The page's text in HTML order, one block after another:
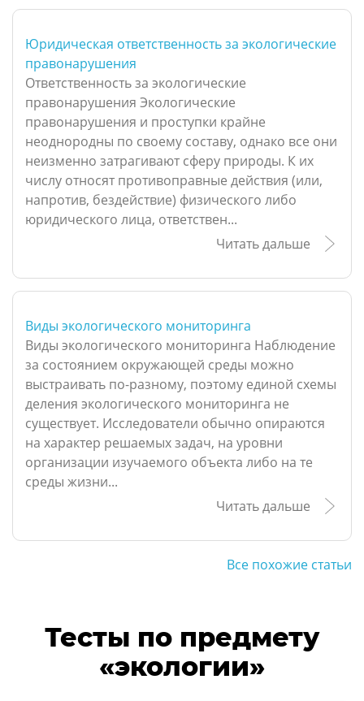
Юридическая ответственность за экологические
правонарушения
Ответственность за экологические
правонарушения Экологические
правонарушения и проступки крайне
неоднородны по своему составу, однако все они
неизменно затрагивают сферу природы. К их
числу относят противоправные действия (или,
напротив, бездействие) физического либо
юридического лица, ответствен...
Читать дальше
Виды экологического мониторинга
Виды экологического мониторинга Наблюдение
за состоянием окружающей среды можно
выстраивать по-разному, поэтому единой схемы
деления экологического мониторинга не
существует. Исследователи обычно опираются
на характер решаемых задач, на уровни
организации изучаемого объекта либо на те
среды жизни...
Читать дальше
Все похожие статьи
Тесты по предмету
«экологии»